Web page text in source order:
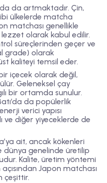
da artmaktadır. Çin,
ülkelerde matcha
matchası genellikle
olarak kabul edilir.
süreçlerinden geçer ve
grade) olarak
kaliteyi temsil eder.
içecek olarak değil,
Geleneksel çay
bir ortamda sunulur.
da popülerlik
verici yapısı
ve diğer yiyeceklerde de
ait, ancak kökenleri
dünya genelinde üretilip
Kalite, üretim yöntemi
Japon matchası
çeşittir.